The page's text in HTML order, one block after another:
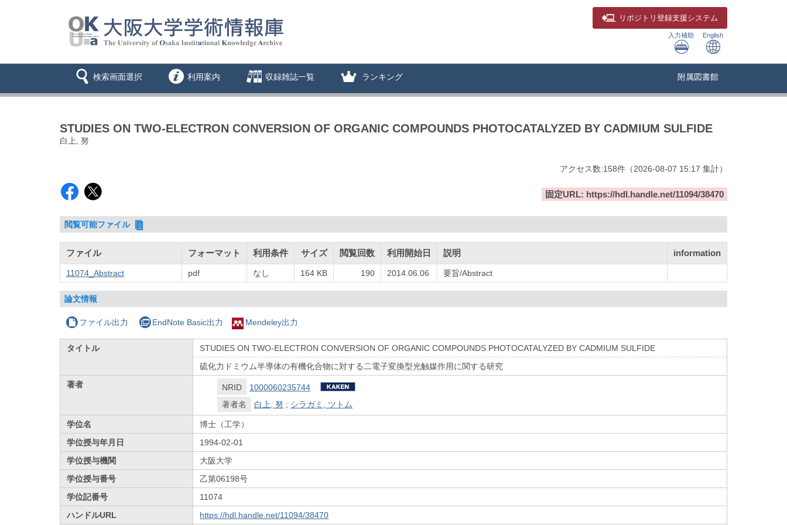
リポジトリ 登録支援システム
入力補助 English
検索画面選択 利用案内 収録雑誌一覧 ランキング 附属図書館
STUDIES ON TWO-ELECTRON CONVERSION OF ORGANIC COMPOUNDS PHOTOCATALYZED BY CADMIUM SULFIDE
白上, 努
アクセス数:158件 （2026-08-07 15:17 集計）
固定URL: https://hdl.handle.net/11094/38470
閲覧可能ファイル
ファイル フォーマット 利用条件 サイズ 閲覧回数 利用開始日 説明 information
11074_Abstract pdf なし 164 KB 190 2014.06.06 要旨/Abstract
論文情報
ファイル出力 EndNote Basic出力 Mendeley出力
タイトル
STUDIES ON TWO-ELECTRON CONVERSION OF ORGANIC COMPOUNDS PHOTOCATALYZED BY CADMIUM SULFIDE
硫化力ドミウム半導体の有機化合物に対する二電子変換型光触媒作用に関する研究
著者
NRID
1000060235744
著者名
白上, 努 ; シラガミ, ツトム
学位名
博士（工学）
学位授与年月日
1994-02-01
学位授与機関
大阪大学
学位授与番号
乙第06198号
学位記番号
11074
ハンドルURL
https://hdl.handle.net/11094/38470